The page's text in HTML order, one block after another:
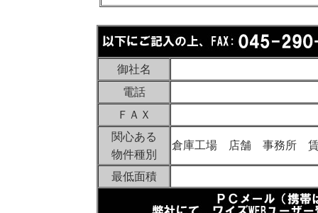
御社名
電話
ＦＡＸ
関心ある
物件種別
倉庫工場 店舗 事務所
最低面積